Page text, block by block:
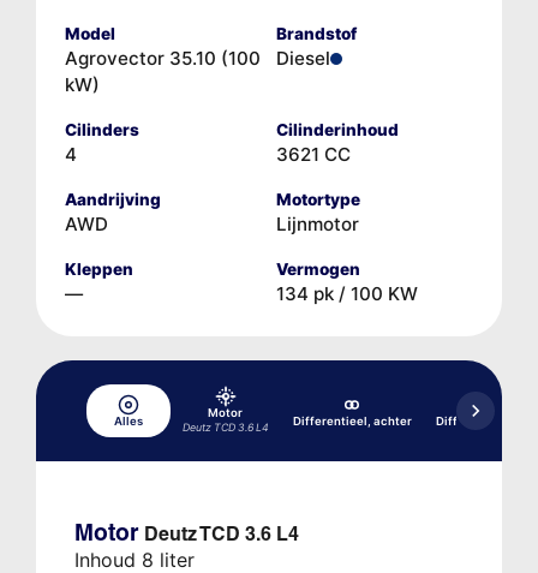
Model
Agrovector 35.10 (100
kW)
Brandstof
Diesel
Cilinders
4
Cilinderinhoud
3621 CC
Aandrijving
AWD
Motortype
Lijnmotor
Kleppen
—
Vermogen
134 pk / 100 KW
Alles
Motor
Deutz TCD 3.6 L4
Differentieel, achter Differentieel,
Motor Deutz TCD 3.6 L4
Inhoud 8 liter